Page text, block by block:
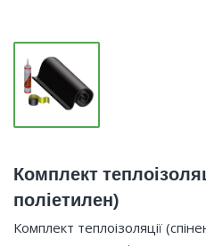
Комплект
поліетилен)
Комплект теплоізоляції